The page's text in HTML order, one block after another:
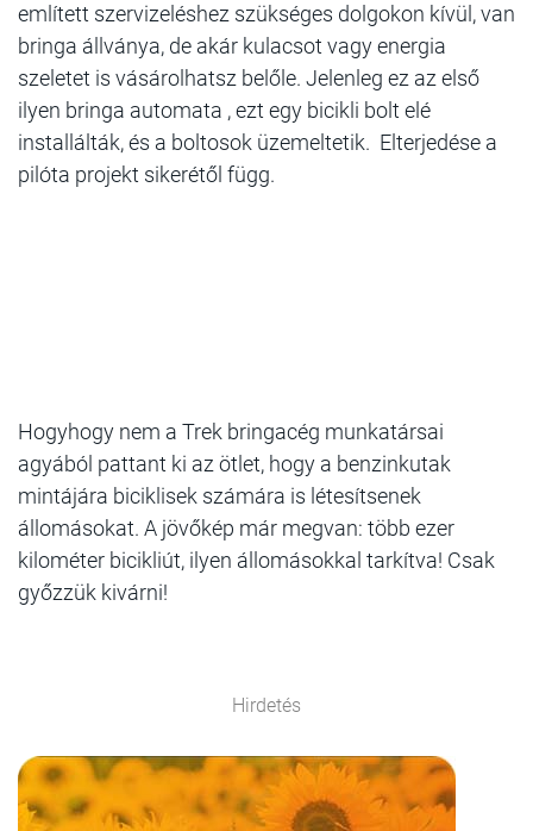
említett szervizeléshez szükséges dolgokon kívül, van
bringa állványa, de akár kulacsot vagy energia
szeletet is vásárolhatsz belőle. Jelenleg ez az első
ilyen bringa automata , ezt egy bicikli bolt elé
installálták, és a boltosok üzemeltetik. Elterjedése a
pilóta projekt sikerétől függ.
Hogyhogy nem a Trek bringacég munkatársai
agyából pattant ki az ötlet, hogy a benzinkutak
mintájára biciklisek számára is létesítsenek
állomásokat. A jövőkép már megvan: több ezer
kilométer bicikliút, ilyen állomásokkal tarkítva! Csak
győzzük kivárni!
Hirdetés